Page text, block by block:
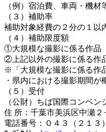
（例）宿泊費、車両・機
（３）補助率
補助対象経費の２分の１以
（４）補助限度額
①大規模な撮影に係る作品
②上記以外の撮影に係る作
※「大規模な撮影に係る作
・県内における撮影期間
（５）受付
（公財）ちば国際コンベ
住 所：千葉市美浜区中瀬
電話番号：０４３（２１３